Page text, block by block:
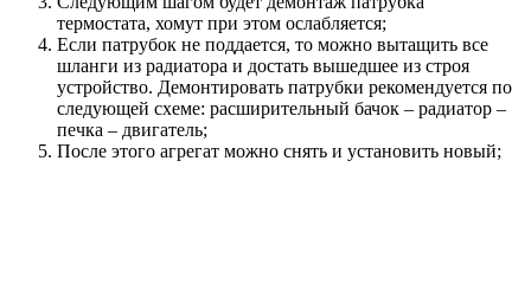
термостата, хомут при этом ослабляется;
Если патрубок не поддается, то можно вытащить все
шланги из радиатора и достать вышедшее из строя
устройство. Демонтировать патрубки рекомендуется по
следующей схеме: расширительный бачок – радиатор –
печка – двигатель;
После этого агрегат можно снять и установить новый;